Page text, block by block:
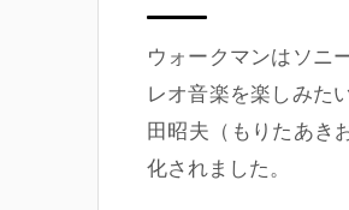
ウォークマンはソニ
レオ音楽を楽しみた
田昭夫（もりたあき
化されました。